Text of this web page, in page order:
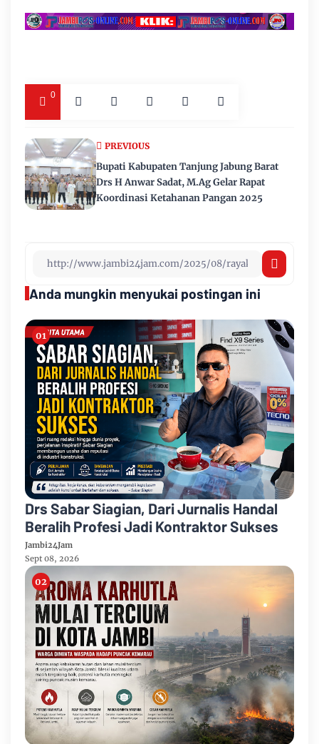
0
PREVIOUS
Bupati Kabupaten Tanjung Jabung Barat
Drs H Anwar Sadat, M.Ag Gelar Rapat
Koordinasi Ketahanan Pangan 2025
Anda mungkin menyukai postingan ini
Drs Sabar Siagian, Dari Jurnalis Handal
Beralih Profesi Jadi Kontraktor Sukses
Jambi24Jam
Sept 08, 2026